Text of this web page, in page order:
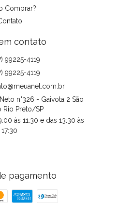
Comprar?
contato
99225-4119
99225-4119
n°326 - Gaivota 2 São
Rio Preto/SP
às 11:30 e das 13:30 às
17:30
pagamento